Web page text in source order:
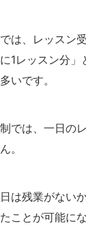
は、レッスン
1レッスン分」
いです。
では、一日の
。
は残業がない
ことが可能に